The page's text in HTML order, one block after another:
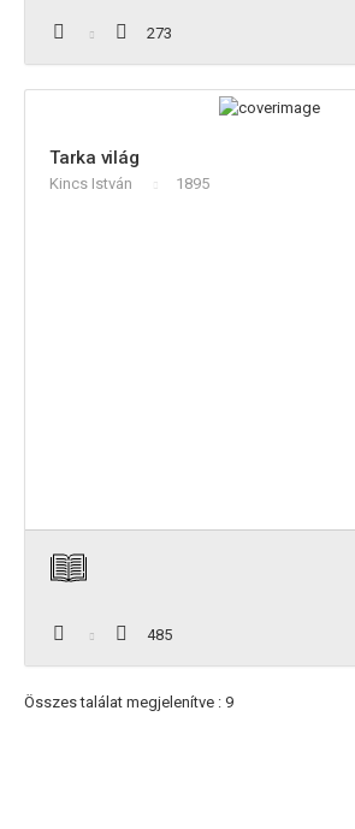
273
Tarka világ
Kincs István 1895
485
Összes találat megjelenítve : 9